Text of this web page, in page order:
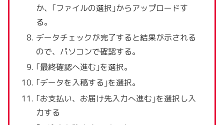
か、｢ファイルの選択｣からアップロードす
る。
データチェックが完了すると結果が示される
ので、パソコンで確認する。
｢最終確認へ進む｣を選択。
｢データを入稿する｣を選択。
｢お支払い、お届け先入力へ進む｣を選択し入
力する